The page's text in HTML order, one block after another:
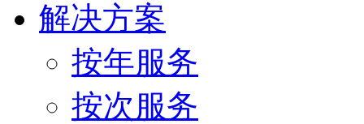
解决方案
按年服务
按次服务